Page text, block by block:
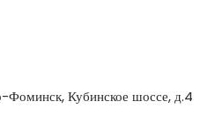
Фоминск, Кубинское шоссе, д.4